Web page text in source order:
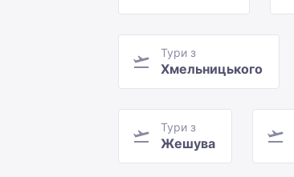
Тури з
Хмельницького
Тури з
Жешува